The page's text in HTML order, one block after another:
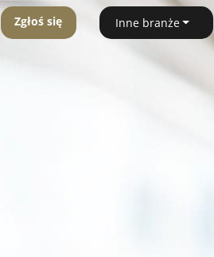
Zgłoś się Inne branże